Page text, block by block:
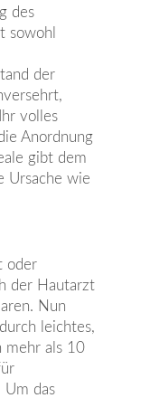
des
sowohl
der
volles
Anordnung
gibt dem
Ursache wie
oder
der Hautarzt
Nun
leichtes,
mehr als 10
Um das